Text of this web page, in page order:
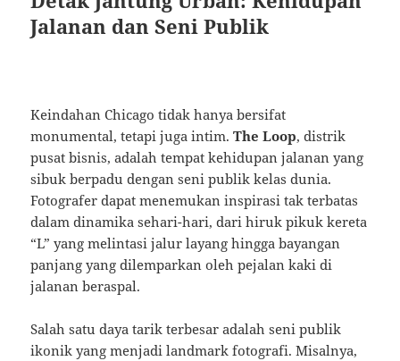
Jalanan dan Seni Publik
Keindahan Chicago tidak hanya bersifat
monumental, tetapi juga intim.The Loop, distrik
pusat bisnis, adalah tempat kehidupan jalanan yang
sibuk berpadu dengan seni publik kelas dunia.
Fotografer dapat menemukan inspirasi tak terbatas
dalam dinamika sehari-hari, dari hiruk pikuk kereta
“L” yang melintasi jalur layang hingga bayangan
panjang yang dilemparkan oleh pejalan kaki di
jalanan beraspal.
Salah satu daya tarik terbesar adalah seni publik
ikonik yang menjadi landmark fotografi. Misalnya,